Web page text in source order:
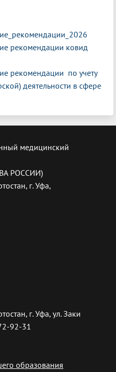
рекомендации ковид
рекомендации по учету
деятельности в сфере
медицинский
РОССИИ)
г. Уфа,
г. Уфа, ул. Заки
92-31
образования